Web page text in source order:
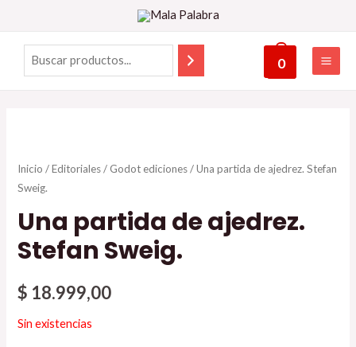
0
Inicio /Editoriales/ Godot ediciones/ Una partida de ajedrez. Stefan
Sweig.
Una partida de ajedrez.
Stefan Sweig.
$ 18.999,00
Sin existencias